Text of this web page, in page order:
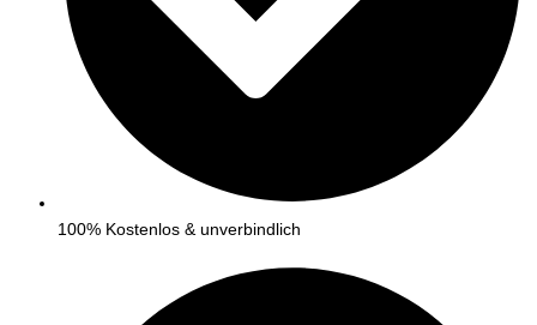
100% Kostenlos & unverbindlich